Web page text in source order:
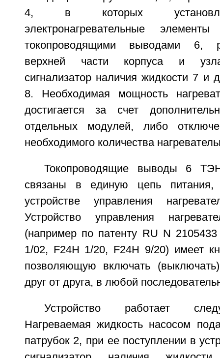
4, в которых
электронагревательные
токопроводящими выводами 6,
верхней части корпуса и
сигнализатор наличия жидкости 7 и
8. Необходимая мощность
достигается за счет
отдельных модулей, либо
необходимого количества
Токопроводящие выводы 6
связаны в единую цепь
устройстве управления
Устройство управления
(например по патенту RU N
1/02, F24H 1/20, F24H 9/20) имеет
позволяющую включать
друг от друга, в любой
Устройство работает
Нагреваемая жидкость насосом
патрубок 2, при ее поступлении в